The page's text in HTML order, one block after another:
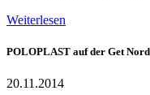
Weiterlesen
POLOPLAST auf der Get Nord
20.11.2014